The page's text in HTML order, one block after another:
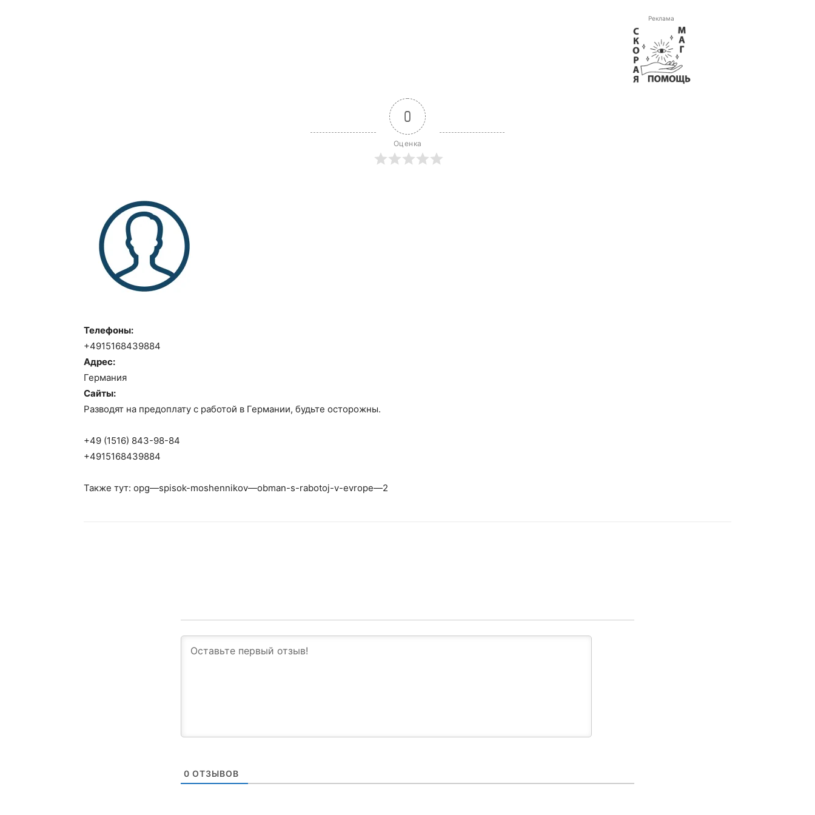
Реклама
0
Оценка
Телефоны:
+4915168439884
Адрес:
Германия
Сайты:
Разводят на предоплату с работой в Германии, будьте осторожны.
+49 (1516) 843-98-84
+4915168439884
Также тут: opg—spisok-moshennikov—obman-s-rabotoj-v-evrope—2
0 ОТЗЫВОВ